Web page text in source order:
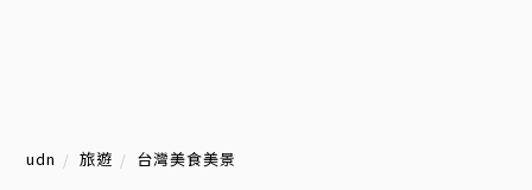
udn 旅遊 台灣美食美景